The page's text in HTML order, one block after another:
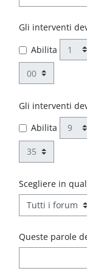
Gli interventi
Abilita
Giorno
Minuto
Gli interventi
Abilita
Giorno
Minuto
Scegliere in
Queste parole